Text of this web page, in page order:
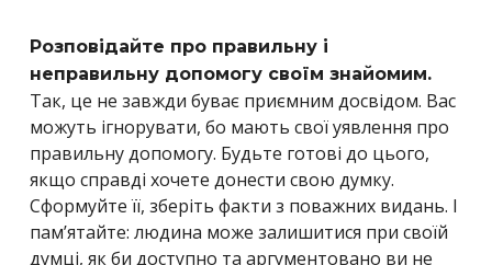
Розповідайте про правильну і
неправильну допомогу своїм знайомим.
Так, це не завжди буває приємним досвідом. Вас
можуть ігнорувати, бо мають свої уявлення про
правильну допомогу. Будьте готові до цього,
якщо справді хочете донести свою думку.
Сформуйте її, зберіть факти з поважних видань. І
пам’ятайте: людина може залишитися при своїй
думці, як би доступно та аргументовано ви не